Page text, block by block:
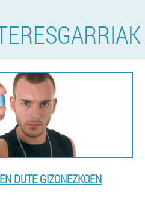
DUTE GIZONEZKOEN